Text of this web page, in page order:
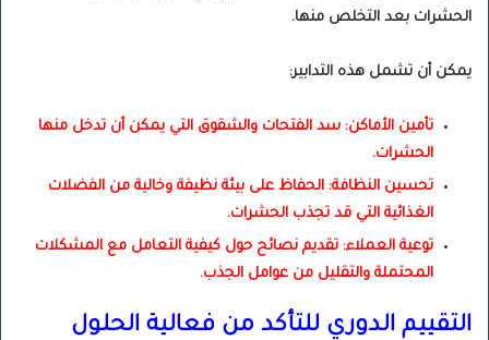
الحشرات بعد التخلص منها.
يمكن أن تشمل هذه التدابير:
تأمين الأماكن: سد الفتحات والشقوق التي يمكن أن تدخل منها
الحشرات.
تحسين النظافة: الحفاظ على بيئة نظيفة وخالية من الفضلات
الغذائية التي قد تجذب الحشرات.
توعية العملاء: تقديم نصائح حول كيفية التعامل مع المشكلات
المحتملة والتقليل من عوامل الجذب.
التقييم الدوري للتأكد من فعالية الحلول